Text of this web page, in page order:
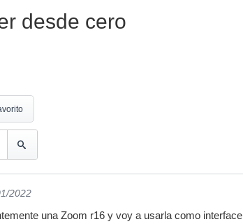
desde cero
2022
una Zoom r16 y voy a usarla como interface